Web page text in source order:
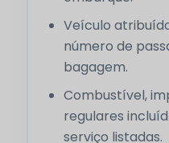
Veículo
número de
bagagem.
Combustível,
regulares
serviço listadas.